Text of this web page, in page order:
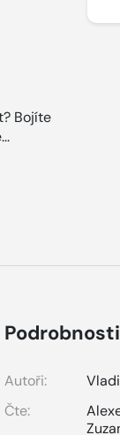
Bojíte
Podrobnosti
Autoři:
Čte: